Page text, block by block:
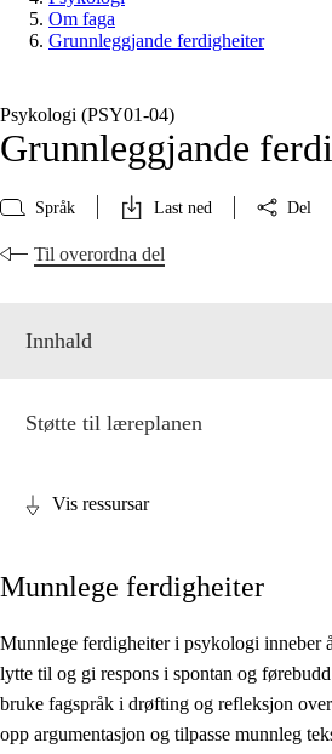
Om faga
Grunnleggjande ferdigheiter
Psykologi (PSY01‑04)
Grunnleggjande
Språk Last ned Del
Til overordna del
Innhald
Kjerneelement
Tverrfaglege tema
Grunnleggjande ferdigheiter
Støtte til læreplanen
Vis ressursar
Munnlege ferdigheiter
Munnlege ferdigheiter i psykologi inneber
lytte til og gi respons i spontan og
bruke fagspråk i drøfting og refleksjon
opp argumentasjon og tilpasse munnleg